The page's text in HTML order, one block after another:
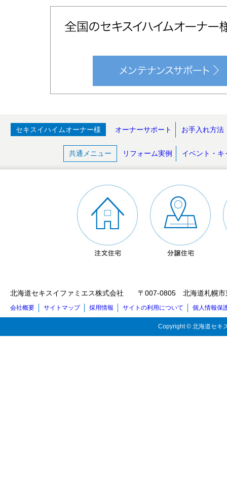
セキスイハイムオーナー様 オーナーサポート お手入れ方法
共通メニュー リフォーム実例 イベント・キ
北海道セキスイファミエス株式会社 〒007-0805 北海道札幌
会社概要 サイトマップ 採用情報 サイトの利用について 個人情報保
Copyright © 北海道セキ